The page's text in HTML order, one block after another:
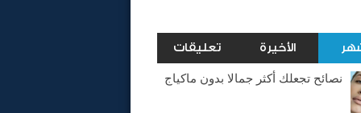
الأخيرة تعليقات
نصائح تجعلك أكثر جمالا بدون ماكياج